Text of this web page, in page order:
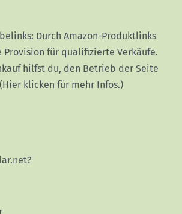
Durch Amazon-Produktlinks
Provision für qualifizierte Verkäufe.
hilfst du, den Betrieb der Seite
(Hier klicken für mehr Infos.)